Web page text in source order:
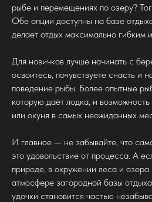
рыбе и перемещениях по озеру?
Обе опции доступны на базе
делает отдых максимально гибким
Для новичков лучше начинать с
освоитесь, почувствуете снасть и
поведение рыбы. Более опытные
которую даёт лодка, и
или окуня в самых неожиданных
И главное — не забывайте, что
это удовольствие от процесса. А
природе, в окружении леса и
атмосфере загородной базы
удочки становится частью